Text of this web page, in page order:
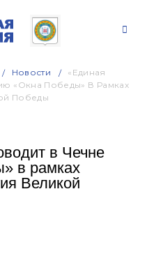
Новости
«Единая
«Окна Победы» В Рамках
Победы
в Чечне
в рамках
Великой